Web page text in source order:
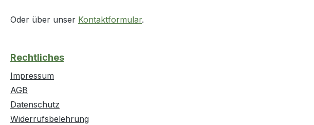
Oder über unser Kontaktformular.
Rechtliches
Impressum
AGB
Datenschutz
Widerrufsbelehrung